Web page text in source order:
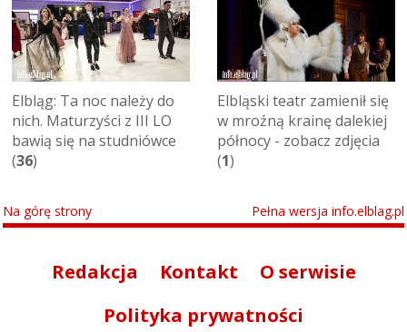
Elbląg: Ta noc należy do
nich. Maturzyści z III LO
bawią się na studniówce
(36)
Elbląski teatr zamienił się
w mroźną krainę dalekiej
północy - zobacz zdjęcia
(1)
Na górę strony Pełna wersja info.elblag.pl
Redakcja Kontakt
O serwisie
Polityka prywatności